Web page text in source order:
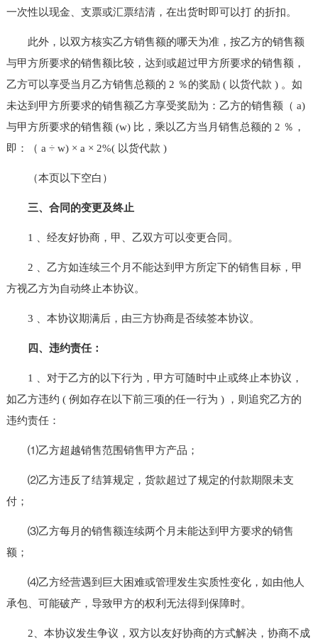
一次性以现金、支票或汇票结清，在出货时即可以打 的折扣。
此外，以双方核实乙方销售额的哪天为准，按乙方的销售额
与甲方所要求的销售额比较，达到或超过甲方所要求的销售额，
乙方可以享受当月乙方销售总额的 2 ％的奖励 ( 以货代款 ) 。如
未达到甲方所要求的销售额乙方享受奖励为：乙方的销售额（ a)
与甲方所要求的销售额 (w) 比，乘以乙方当月销售总额的 2 ％，
即：（ a ÷ w) × a × 2%( 以货代款 )
（本页以下空白）
三、合同的变更及终止
1 、经友好协商，甲、乙双方可以变更合同。
2 、乙方如连续三个月不能达到甲方所定下的销售目标，甲
方视乙方为自动终止本协议。
3 、本协议期满后，由三方协商是否续签本协议。
四、违约责任：
1 、对于乙方的以下行为，甲方可随时中止或终止本协议，
如乙方违约 ( 例如存在以下前三项的任一行为 ) ，则追究乙方的
违约责任：
⑴乙方超越销售范围销售甲方产品；
⑵乙方违反了结算规定，货款超过了规定的付款期限未支
付；
⑶乙方每月的销售额连续两个月未能达到甲方要求的销售
额；
⑷乙方经营遇到巨大困难或管理发生实质性变化，如由他人
承包、可能破产，导致甲方的权利无法得到保障时。
2、本协议发生争议，双方以友好协商的方式解决，协商不成